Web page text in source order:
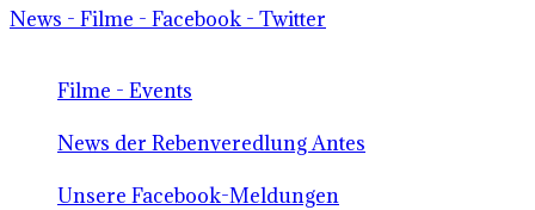
News - Filme - Facebook - Twitter
Filme - Events
News der Rebenveredlung Antes
Unsere Facebook-Meldungen